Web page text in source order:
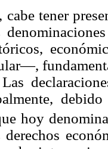
cabe tener
hoy